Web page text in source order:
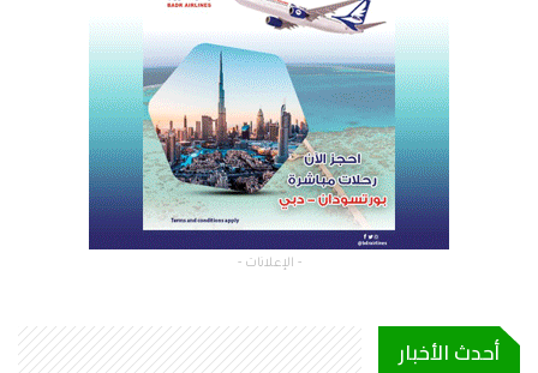
- الإعلانات -
أحدث الأخبار